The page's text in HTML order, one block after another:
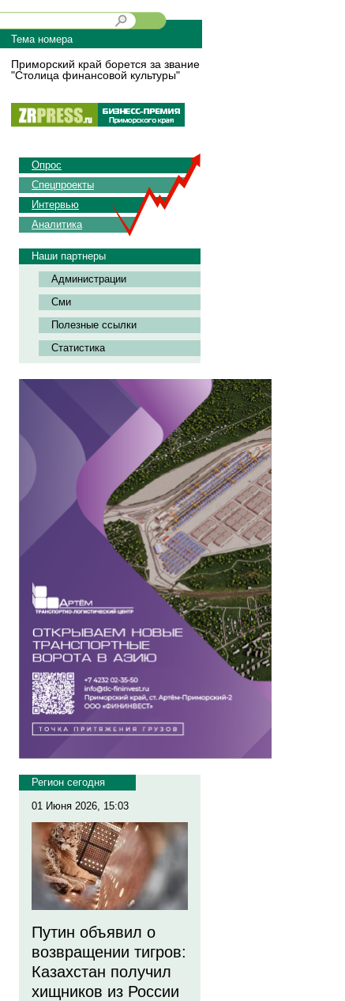
Тема номера
Приморский край борется за звание
"Столица финансовой культуры"
Опрос
Спецпроекты
Интервью
Аналитика
Наши партнеры
Администрации
Сми
Полезные ссылки
Статистика
Регион сегодня
01 Июня 2026, 15:03
Путин объявил о
возвращении тигров:
Казахстан получил
хищников из России